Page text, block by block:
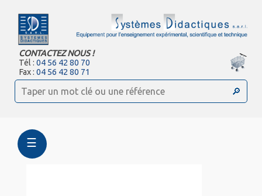
CONTACTEZ NOUS !
Tél :04 56 42 80 70
Fax :04 56 42 80 71
☰